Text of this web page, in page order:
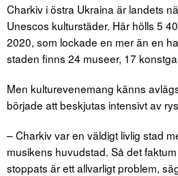
Charkiv i östra Ukraina är landets
Unescos kulturstäder. Här hölls 5
2020, som lockade en mer än en
staden finns 24 museer, 17
Men kulturevenemang känns
började att beskjutas intensivt av
– Charkiv var en väldigt livlig stad
musikens huvudstad. Så det
stoppats är ett allvarligt problem,